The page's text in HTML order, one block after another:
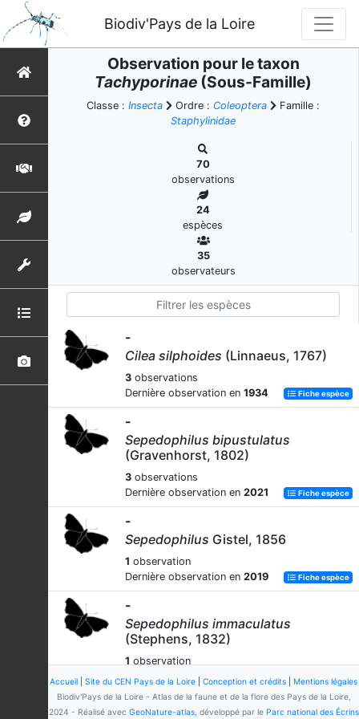
Biodiv'Pays de la Loire
Observation pour le taxon
Tachyporinae (Sous-Famille)
Classe : Insecta Ordre : Coleoptera
Famille :
Staphylinidae
70
observations
24
espèces
35
observateurs
-
Cilea silphoides (Linnaeus, 1767)
3 observations
Dernière observation en 1934 Fiche espèce
-
Sepedophilus bipustulatus
(Gravenhorst, 1802)
3 observations
Dernière observation en 2021 Fiche espèce
-
Sepedophilus Gistel, 1856
1 observation
Dernière observation en 2019 Fiche espèce
-
Sepedophilus immaculatus
(Stephens, 1832)
1 observation
Dernière observation en
1909 Fiche espèce
-
Accueil Site du CEN Pays de la Loire Conception et crédits
Mentions légales
Biodiv'Pays de la Loire - Atlas de la faune et de la flore des Pays de la Loire,
2024 - Réalisé avec GeoNature-atlas, développé par le Parc national des Écrins